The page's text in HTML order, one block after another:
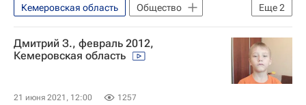
Еще2
Кемеровская область
Общество
Жизнь без преград
Найди меня, мама
Дмитрий З., февраль 2012,
Кемеровская область
21 июня 2021, 12:00 1257